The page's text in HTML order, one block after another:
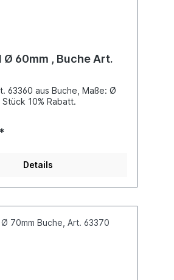
Ø 60mm , Buche Art.
Maße: Ø
10 Stück 10% Rabatt.
Details